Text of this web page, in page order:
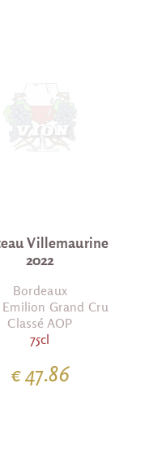
Villemaurine
2022
Bordeaux
Emilion Grand Cru
Classé AOP
75cl
€ 47.86